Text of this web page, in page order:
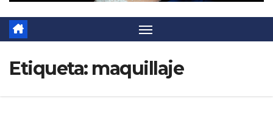
Etiqueta: maquillaje